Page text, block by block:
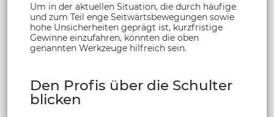
Um in der aktuellen Situation, die durch häufige
und zum Teil enge Seitwärtsbewegungen sowie
hohe Unsicherheiten geprägt ist, kurzfristige
Gewinne einzufahren, könnten die oben
genannten Werkzeuge hilfreich sein.
Den Profis über die Schulter
blicken